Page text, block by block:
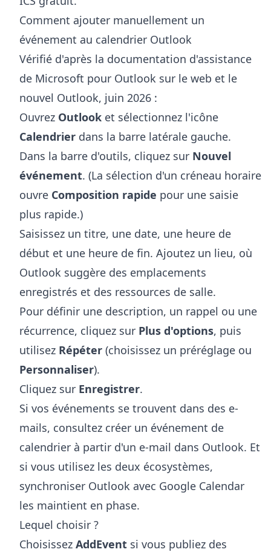
Comment ajouter manuellement un
événement au calendrier Outlook
Vérifié d'après la documentation d'assistance
de Microsoft pour Outlook sur le web et le
nouvel Outlook, juin 2026 :
Ouvrez Outlook et sélectionnez l'icône
Calendrier dans la barre latérale gauche.
Dans la barre d'outils, cliquez sur Nouvel
événement. (La sélection d'un créneau horaire
ouvre Composition rapide pour une saisie
plus rapide.)
Saisissez un titre, une date, une heure de
début et une heure de fin. Ajoutez un lieu, où
Outlook suggère des emplacements
enregistrés et des ressources de salle.
Pour définir une description, un rappel ou une
récurrence, cliquez sur Plus d'options, puis
utilisez Répéter (choisissez un préréglage ou
Personnaliser).
Cliquez sur Enregistrer.
Si vos événements se trouvent dans des e-
mails, consultez créer un événement de
calendrier à partir d'un e-mail dans Outlook. Et
si vous utilisez les deux écosystèmes,
synchroniser Outlook avec Google Calendar
les maintient en phase.
Lequel choisir ?
Choisissez AddEvent si vous publiez des